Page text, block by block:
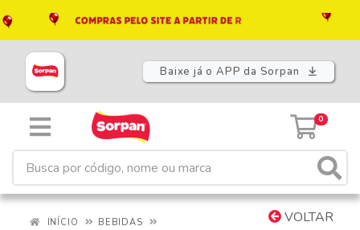
Baixe já o APP da Sorpan
0
VOLTAR
INÍCIO
BEBIDAS